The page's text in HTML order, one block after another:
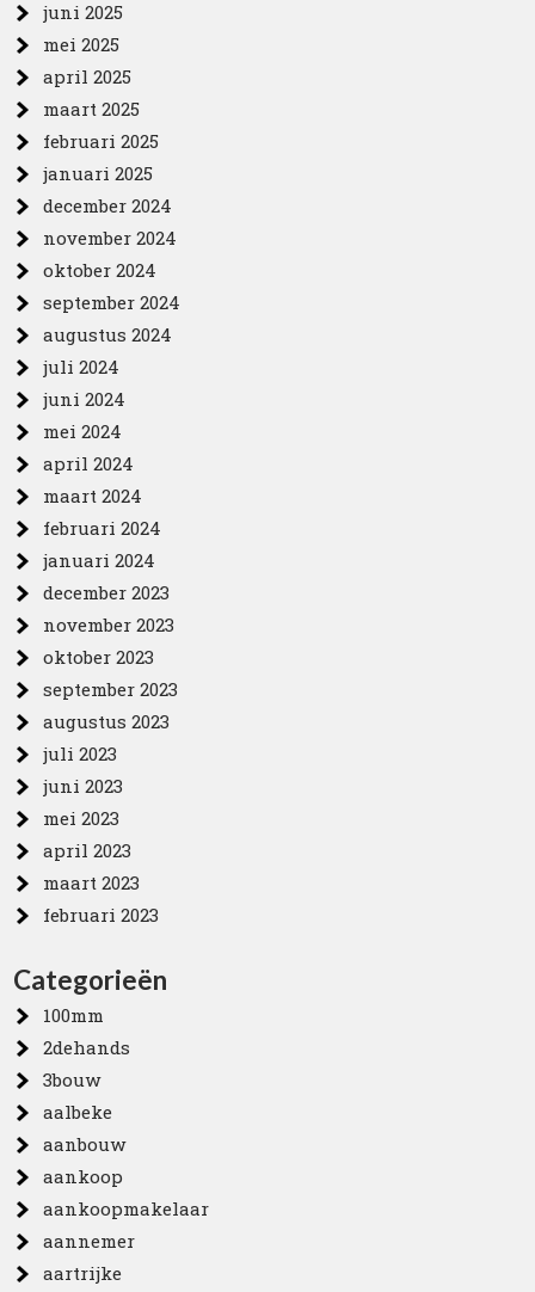
juni 2025
mei 2025
april 2025
maart 2025
februari 2025
januari 2025
december 2024
november 2024
oktober 2024
september 2024
augustus 2024
juli 2024
juni 2024
mei 2024
april 2024
maart 2024
februari 2024
januari 2024
december 2023
november 2023
oktober 2023
september 2023
augustus 2023
juli 2023
juni 2023
mei 2023
april 2023
maart 2023
februari 2023
Categorieën
100mm
2dehands
3bouw
aalbeke
aanbouw
aankoop
aankoopmakelaar
aannemer
aartrijke